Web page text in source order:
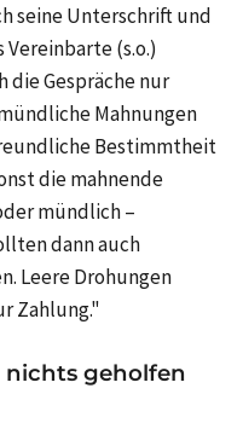
seine Unterschrift und
(s.o.)
die Gespräche nur
Mahnungen
Bestimmtheit
die mahnende
mündlich –
dann auch
Leere Drohungen
Zahlung."
nichts geholfen